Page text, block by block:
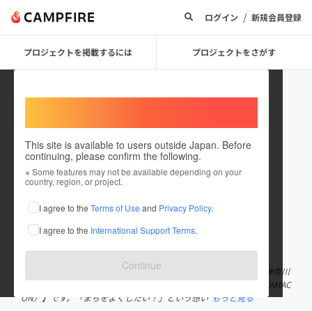
ログイン / 新規会員登録
プロジェクトを掲載するには プロジェクトをさがす
This site is available to users outside Japan. Before
continuing, please confirm the following.
※ Some features may not be available depending on your
country, region, or project.
I agree to the Terms of Use and Privacy Policy.
I agree to the International Support Terms.
Continue
カマコン万博
これまでに1件のプロジェクトを投稿しています
在住国：日本 現在地：神奈川県
出身国：日本 出身地：神奈川県
こんにちは。カマコン万博プロジェクトチームです。 私たちは、神奈川
県鎌倉市から生まれた地域活性化を全力で支援する【カマコン（KAMAC
ON）】です。「まちをよくしたい！」という想い もっと見る